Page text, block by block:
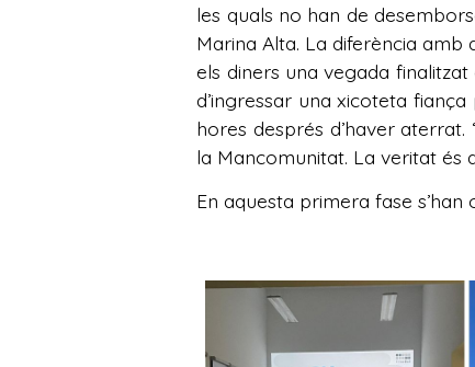
les quals no han de
Marina Alta. La diferència amb
els diners una vegada
d’ingressar una xicoteta
hores després d’haver
la Mancomunitat. La veritat és
En aquesta primera fase